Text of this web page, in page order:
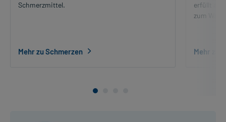
Schmerzmittel.
Mehr zu Schmerzen
erfüllt
zum
Mehr zu